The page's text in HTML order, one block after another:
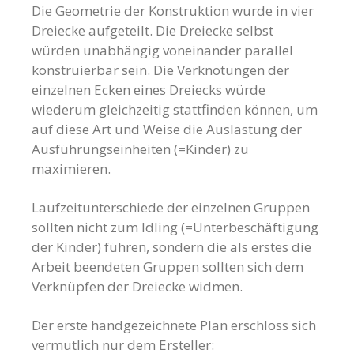
Die Geometrie der Konstruktion wurde in vier
Dreiecke aufgeteilt. Die Dreiecke selbst
würden unabhängig voneinander parallel
konstruierbar sein. Die Verknotungen der
einzelnen Ecken eines Dreiecks würde
wiederum gleichzeitig stattfinden können, um
auf diese Art und Weise die Auslastung der
Ausführungseinheiten (=Kinder) zu
maximieren.
Laufzeitunterschiede der einzelnen Gruppen
sollten nicht zum Idling (=Unterbeschäftigung
der Kinder) führen, sondern die als erstes die
Arbeit beendeten Gruppen sollten sich dem
Verknüpfen der Dreiecke widmen.
Der erste handgezeichnete Plan erschloss sich
vermutlich nur dem Ersteller: